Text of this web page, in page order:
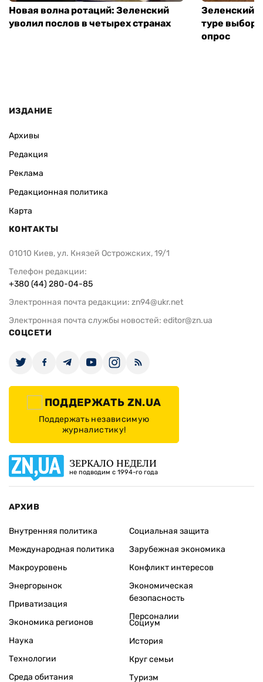
Новая волна ротаций: Зеленский
уволил послов в четырех странах
Зеленский
туре
опрос
ИЗДАНИЕ
Архивы
Редакция
Реклама
Редакционная политика
Карта
КОНТАКТЫ
01010 Киев, ул. Князей Острожских, 19/1
Телефон редакции:
+380 (44) 280-04-85
Электронная почта редакции: zn94@ukr.net
Электронная почта службы новостей: editor@zn.ua
СОЦСЕТИ
ПОДДЕРЖАТЬ ZN.UA
Поддержать независимую
журналистику!
ЗЕРКАЛО НЕДЕЛИ
не подводим с 1994-го года
АРХИВ
Внутренняя политика
Международная политика
Макроуровень
Энергорынок
Приватизация
Экономика регионов
Социальная защита
Зарубежная экономика
Конфликт интересов
Экономическая
безопасность
Персоналии
Наука
Технологии
Среда обитания
Социум
История
Круг семьи
Туризм